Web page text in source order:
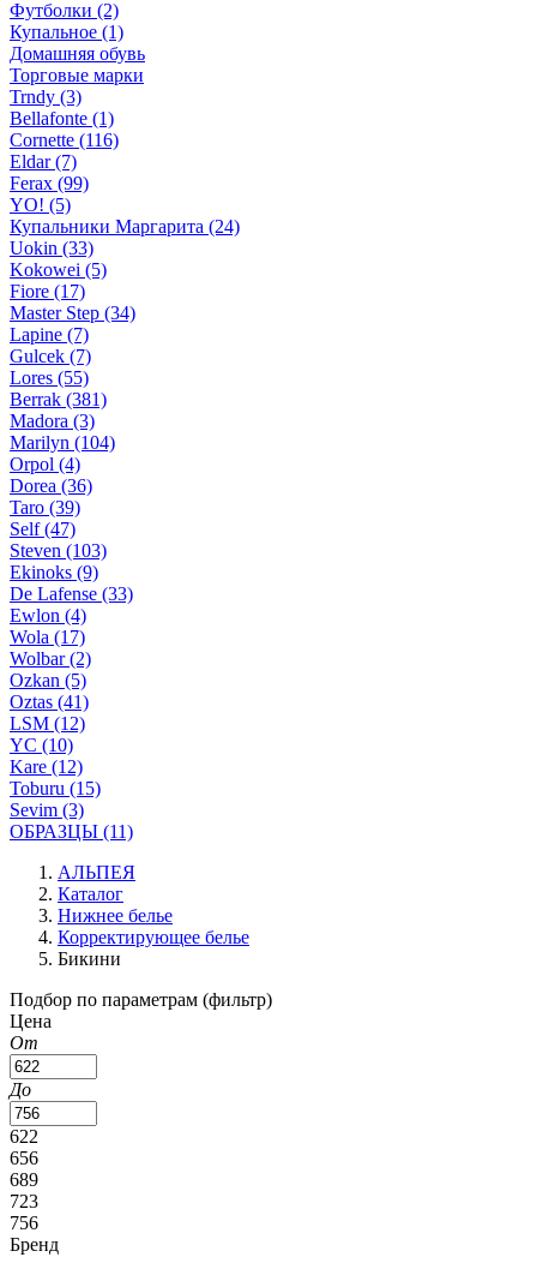
Футболки (2)
Купальное (1)
Домашняя обувь
Торговые марки
Trndy (3)
Bellafonte (1)
Cornette (116)
Eldar (7)
Ferax (99)
YO! (5)
Купальники Маргарита (24)
Uokin (33)
Kokowei (5)
Fiore (17)
Master Step (34)
Lapine (7)
Gulcek (7)
Lores (55)
Berrak (381)
Madora (3)
Marilyn (104)
Orpol (4)
Dorea (36)
Taro (39)
Self (47)
Steven (103)
Ekinoks (9)
De Lafense (33)
Ewlon (4)
Wola (17)
Wolbar (2)
Ozkan (5)
Oztas (41)
LSM (12)
YC (10)
Kare (12)
Toburu (15)
Sevim (3)
ОБРАЗЦЫ (11)
АЛЬПЕЯ
Каталог
Нижнее белье
Корректирующее белье
Бикини
Подбор по параметрам (фильтр)
Цена
От
До
622
656
689
723
756
Бренд